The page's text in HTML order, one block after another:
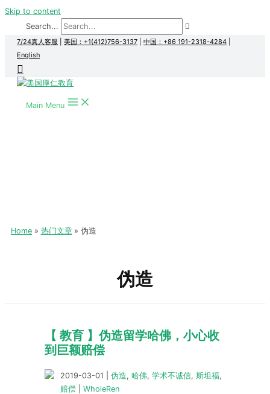
Skip to content
Search...
7/24真人客服 美国：+1(412)756-3137 中国：+86 191-2318-4284
English
Main Menu
Home 热门文章 伪造
伪造
【 教育 】伪造留学哈佛，小心收
到巨额赔偿
2019-03-01 伪造, 哈佛, 学术不诚信, 斯坦福,
赔偿
WholeRen